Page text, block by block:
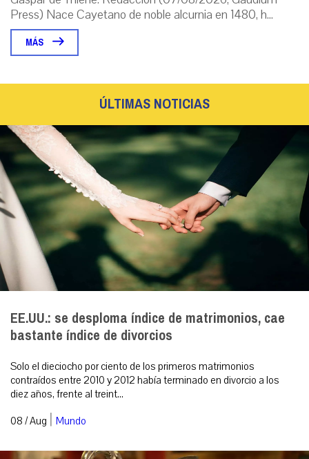
Press) Nace Cayetano de noble alcurnia en 1480, h...
MÁS
ÚLTIMAS NOTICIAS
EE.UU.: se desploma índice de matrimonios, cae
bastante índice de divorcios
Solo el dieciocho por ciento de los primeros matrimonios
contraídos entre 2010 y 2012 había terminado en divorcio a los
diez años, frente al treint...
08 / Aug | Mundo